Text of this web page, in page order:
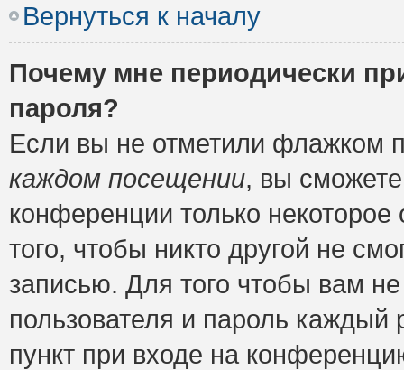
Вернуться к началу
Почему мне периодически
пароля?
Если вы не отметили флажком
каждом посещении, вы
конференции только
того, чтобы никто другой не
записью. Для того чтобы вам
пользователя и пароль
пункт при входе на